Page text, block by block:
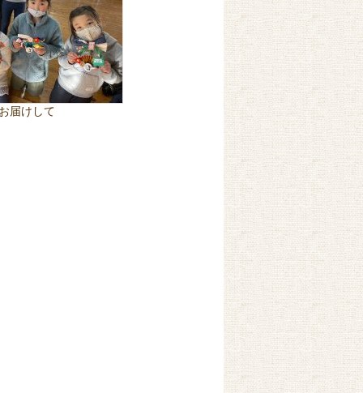
届けして